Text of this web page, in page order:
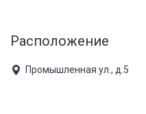
Расположение
Промышленная ул., д.5